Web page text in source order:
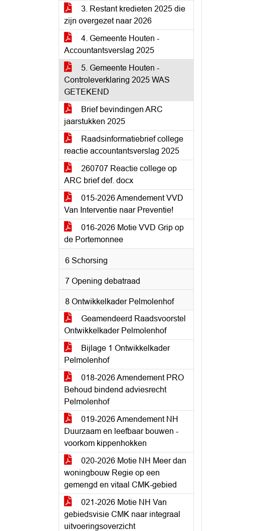
3. Restant kredieten 2025 die
zijn overgezet naar 2026
4. Gemeente Houten -
Accountantsverslag 2025
5. Gemeente Houten -
Controleverklaring 2025 WAS
GETEKEND
Brief bevindingen ARC
jaarstukken 2025
Raadsinformatiebrief college
reactie accountantsverslag 2025
260707 Reactie college op
ARC brief def. docx
015-2026 Amendement VVD
Van Interventie naar Preventie!
016-2026 Motie VVD Grip op
de Portemonnee
6 Schorsing
7 Opening debatraad
8 Ontwikkelkader Pelmolenhof
Geamendeerd Raadsvoorstel
Ontwikkelkader Pelmolenhof
Bijlage 1 Ontwikkelkader
Pelmolenhof
018-2026 Amendement PRO
Behoud bindend adviesrecht
Pelmolenhof
019-2026 Amendement NH
Duurzaam en leefbaar bouwen -
voorkom kippenhokken
020-2026 Motie NH Meer dan
woningbouw Regie op een
gemengd en vitaal CMK-gebied
021-2026 Motie NH Van
gebiedsvisie CMK naar integraal
uitvoeringsoverzicht